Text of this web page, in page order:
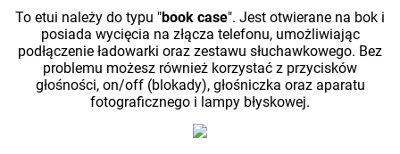
To etui należy do typu "book case". Jest otwierane na bok i
posiada wycięcia na złącza telefonu, umożliwiając
podłączenie ładowarki oraz zestawu słuchawkowego. Bez
problemu możesz również korzystać z przycisków
głośności, on/off (blokady), głośniczka oraz aparatu
fotograficznego i lampy błyskowej.